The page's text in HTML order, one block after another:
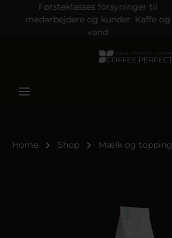
Førsteklasses forsyninger til
medarbejdere og kunder: Kaffe og
vand
Home Shop Mælk og topping